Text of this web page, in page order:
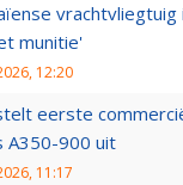
vrachtvliegtuig
munitie'
12:20
eerste
A350-900 uit
11:17